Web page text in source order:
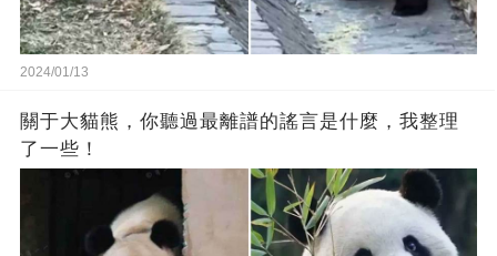
2024/01/13
關于大貓熊，你聽過最離譜的謠言是什麼，我整理
了一些！